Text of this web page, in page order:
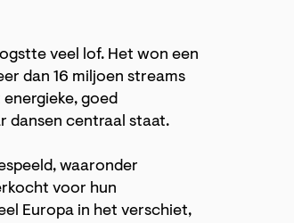
veel lof. Het won een
dan 16 miljoen streams
goed
dansen centraal staat.
waaronder
voor hun
Europa in het verschiet,